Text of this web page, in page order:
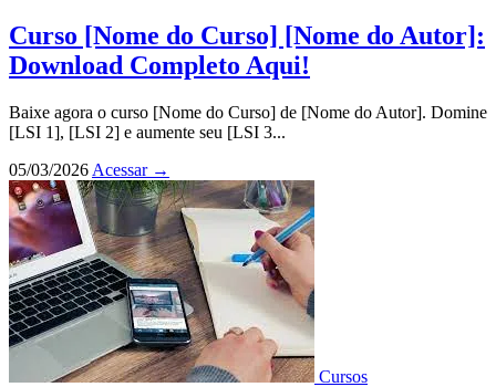
Curso [Nome do Curso] [Nome do Autor]:
Download Completo Aqui!
Baixe agora o curso [Nome do Curso] de [Nome do Autor]. Domine
[LSI 1], [LSI 2] e aumente seu [LSI 3...
05/03/2026 Acessar →
Cursos